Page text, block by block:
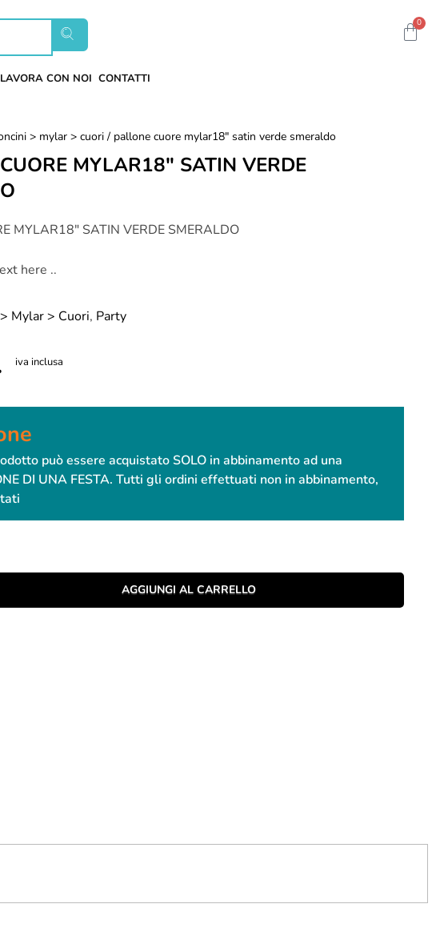
0
LAVORA CON NOI CONTATTI
> mylar > cuori / pallone cuore mylar18" satin verde smeraldo
MYLAR18" SATIN VERDE
MYLAR18" SATIN VERDE SMERALDO
here ..
Mylar > Cuori, Party
iva inclusa
può essere acquistato SOLO in abbinamento ad una
DI UNA FESTA. Tutti gli ordini effettuati non in abbinamento,
AGGIUNGI AL CARRELLO